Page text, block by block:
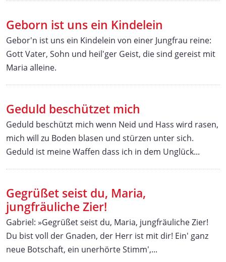
Geborn ist uns ein Kindelein
Gebor'n ist uns ein Kindelein von einer Jungfrau reine:
Gott Vater, Sohn und heil'ger Geist, die sind gereist mit
Maria alleine.
Geduld beschützet mich
Geduld beschützt mich wenn Neid und Hass wird rasen,
mich will zu Boden blasen und stürzen unter sich.
Geduld ist meine Waffen dass ich in dem Unglück...
Gegrüßet seist du, Maria,
jungfräuliche Zier!
Gabriel: »Gegrüßet seist du, Maria, jungfräuliche Zier!
Du bist voll der Gnaden, der Herr ist mit dir! Ein' ganz
neue Botschaft, ein unerhörte Stimm',...